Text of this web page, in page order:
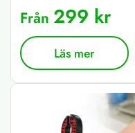
Från 299 kr
Läs mer